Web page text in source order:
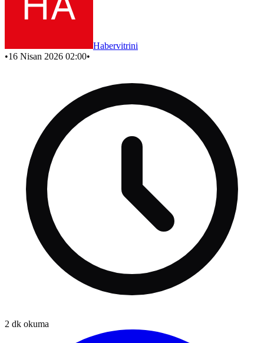
Habervitrini
•16 Nisan 2026 02:00•
2 dk okuma